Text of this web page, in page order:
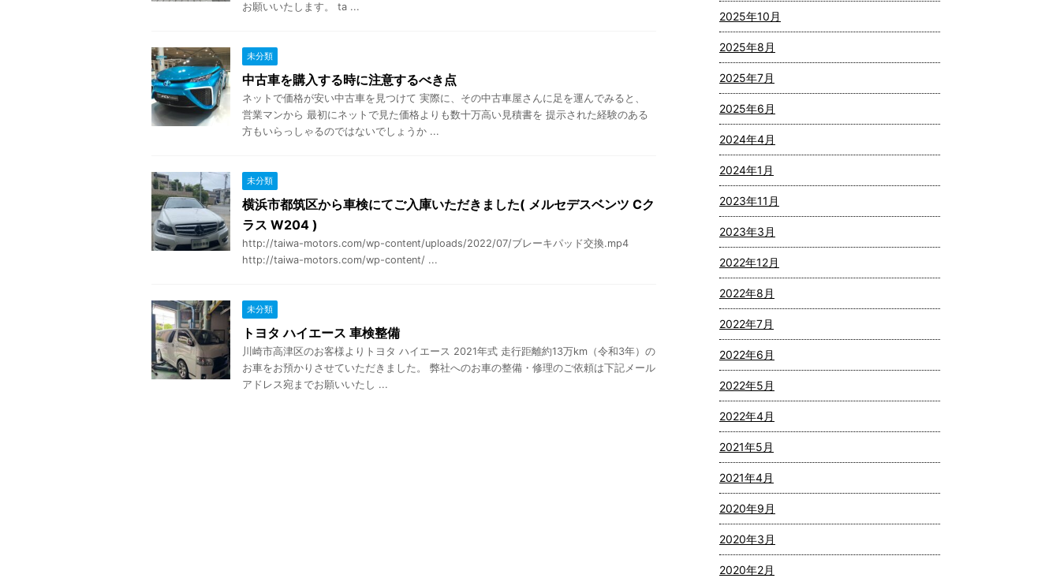
お願いいたします。 ta ...
未分類
中古車を購入する時に注意するべき点
ネットで価格が安い中古車を見つけて 実際に、その中古車屋さんに足を運んでみると、
営業マンから 最初にネットで見た価格よりも数十万高い見積書を 提示された経験のある
方もいらっしゃるのではないでしょうか ...
未分類
横浜市都筑区から車検にてご入庫いただきました( メルセデスベンツ Cク
ラス W204 )
http://taiwa-motors.com/wp-content/uploads/2022/07/ブレーキパッド交換.mp4
http://taiwa-motors.com/wp-content/ ...
未分類
トヨタ ハイエース 車検整備
川崎市高津区のお客様よりトヨタ ハイエース 2021年式 走行距離約13万km（令和3年）の
お車をお預かりさせていただきました。 弊社へのお車の整備・修理のご依頼は下記メール
アドレス宛までお願いいたし ...
2025年10月
2025年8月
2025年7月
2025年6月
2024年4月
2024年1月
2023年11月
2023年3月
2022年12月
2022年8月
2022年7月
2022年6月
2022年5月
2022年4月
2021年5月
2021年4月
2020年9月
2020年3月
2020年2月